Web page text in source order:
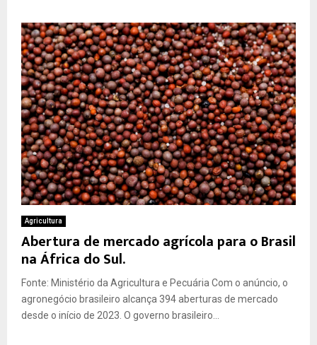
Agricultura
Abertura de mercado agrícola para o Brasil
na África do Sul.
Fonte: Ministério da Agricultura e Pecuária Com o anúncio, o
agronegócio brasileiro alcança 394 aberturas de mercado
desde o início de 2023. O governo brasileiro...